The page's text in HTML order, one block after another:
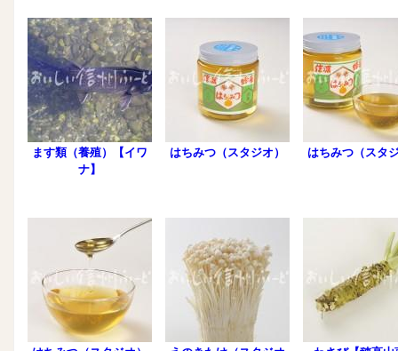
ます類（養殖）【イワ
ナ】
はちみつ（スタジオ） はちみつ（スタ